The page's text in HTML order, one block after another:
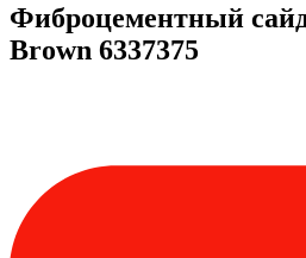
Фиброцементный
Brown 6337375